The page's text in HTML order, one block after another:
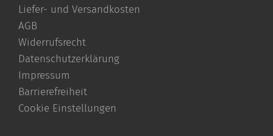
Liefer- und Versandkosten
AGB
Widerrufsrecht
Datenschutzerklärung
Impressum
Barrierefreiheit
Cookie Einstellungen